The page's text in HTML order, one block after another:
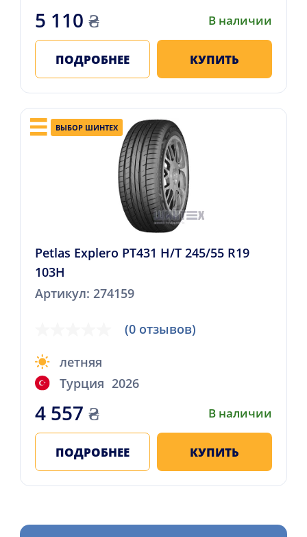
5 110 ₴ В наличии
ПОДРОБНЕЕ КУПИТЬ
ВЫБОР ШИНТЕХ
Petlas Explero PT431 H/T 245/55 R19
103H
Артикул: 274159
(0 отзывов)
летняя
Турция 2026
4 557 ₴ В наличии
ПОДРОБНЕЕ КУПИТЬ